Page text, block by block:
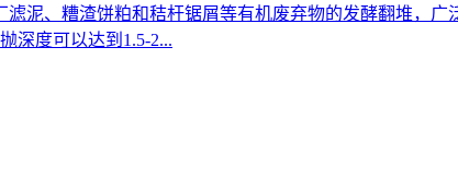
泥、糟渣饼粕和秸杆锯屑等有机废弃物的发酵翻堆，
深度可以达到1.5-2...